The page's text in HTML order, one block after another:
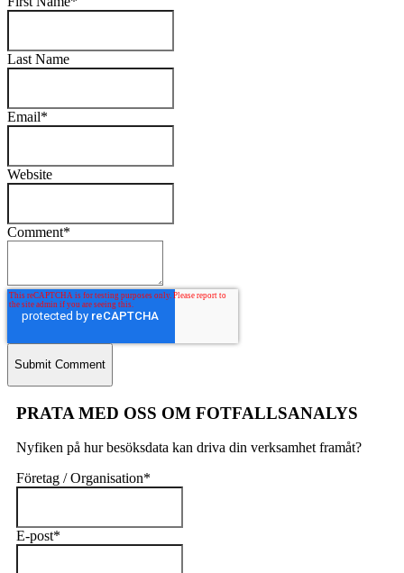
Last Name
Email*
Website
Comment*
PRATA MED OSS OM FOTFALLSANALYS
Nyfiken på hur besöksdata kan driva din verksamhet framåt?
Företag / Organisation*
E-post*